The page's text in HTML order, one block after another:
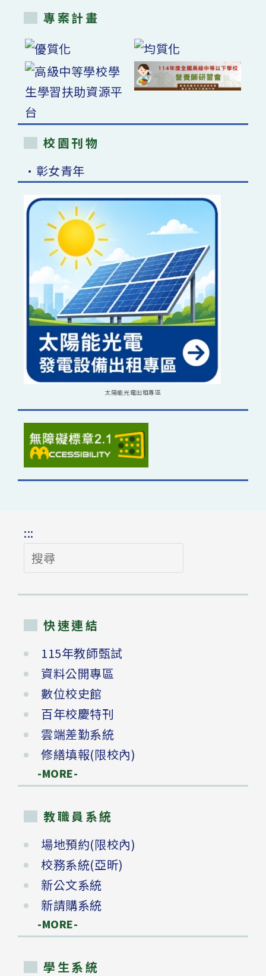
專案計畫
校園刊物
•彰女青年
太陽能光電出租專區
:::
搜
尋
快速連結
115年教師甄試
資料公開專區
數位校史館
百年校慶特刊
雲端差勤系統
修繕填報(限校內)
-MORE-
教職員系統
場地預約(限校內)
校務系統(亞昕)
新公文系統
新請購系統
-MORE-
學生系統